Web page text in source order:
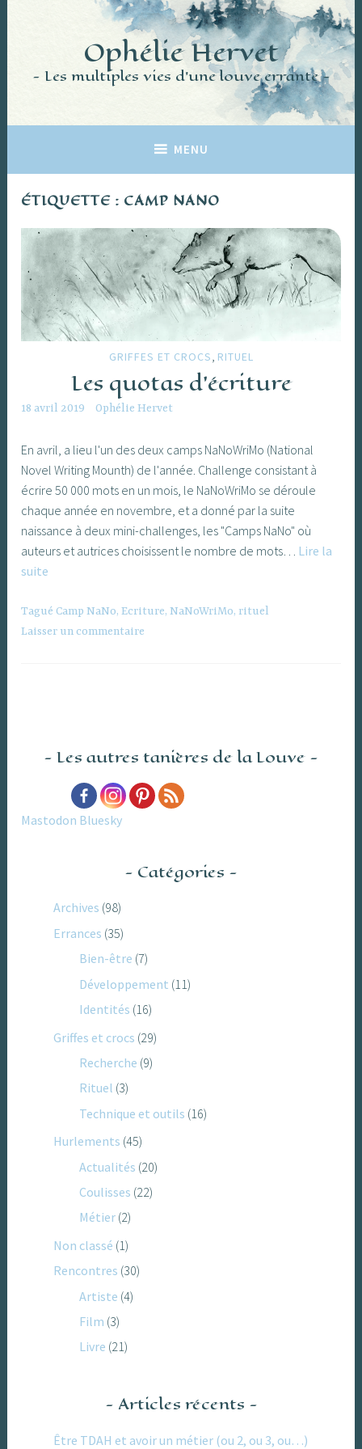
principal
Ophélie Hervet
Les multiples vies d'une louve errante
MENU
ÉTIQUETTE : CAMP NANO
GRIFFES ET CROCS, RITUEL
Les quotas d’écriture
18 avril 2019 Ophélie Hervet
En avril, a lieu l'un des deux camps NaNoWriMo (National
Novel Writing Mounth) de l'année. Challenge consistant à
écrire 50 000 mots en un mois, le NaNoWriMo se déroule
chaque année en novembre, et a donné par la suite
naissance à deux mini-challenges, les "Camps NaNo" où
auteurs et autrices choisissent le nombre de mots… Lire la
suite
d’écriture
Tagué Camp NaNo,Ecriture,NaNoWriMo, rituel
Laisser un commentaire
Les autres tanières de la Louve
Mastodon Bluesky
Catégories
Archives (98)
Errances (35)
Bien-être (7)
Développement (11)
Identités (16)
Griffes et crocs (29)
Recherche (9)
Rituel (3)
Technique et outils (16)
Hurlements (45)
Actualités (20)
Coulisses (22)
Métier (2)
Non classé (1)
Rencontres (30)
Artiste (4)
Film (3)
Livre (21)
Articles récents
Être TDAH et avoir un métier (ou 2, ou 3, ou…)